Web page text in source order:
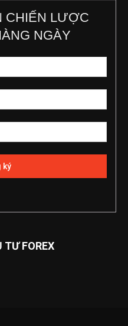
CHIẾN LƯỢC
NGÀY
TƯ FOREX